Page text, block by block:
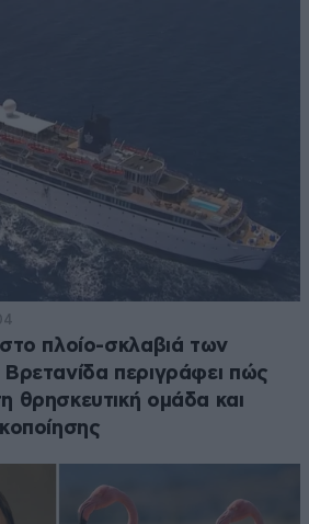
πλοίο-σκλαβιά των
περιγράφει πώς
θρησκευτική ομάδα και